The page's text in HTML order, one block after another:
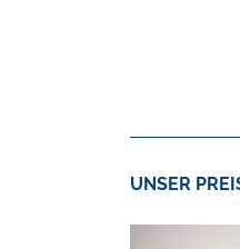
UNSER